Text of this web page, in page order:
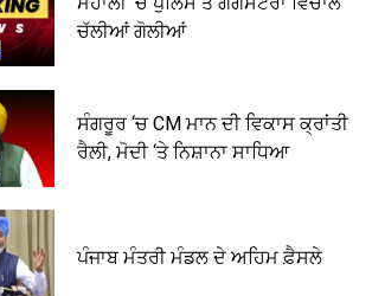
ਚੱਲੀਆਂ ਗੋਲੀਆਂ
ਸੰਗਰੂਰ ‘ਚ CM ਮਾਨ ਦੀ ਵਿਕਾਸ ਕ੍ਰਾਂਤੀ
ਰੈਲੀ, ਮੋਦੀ ‘ਤੇ ਨਿਸ਼ਾਨਾ ਸਾਧਿਆ
ਪੰਜਾਬ ਮੰਤਰੀ ਮੰਡਲ ਦੇ ਅਹਿਮ ਫ਼ੈਸਲੇ